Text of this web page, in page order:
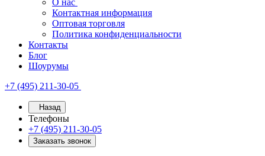
О нас
Контактная информация
Оптовая торговля
Политика конфиденциальности
Контакты
Блог
Шоурумы
+7 (495) 211-30-05
Назад
Телефоны
+7 (495) 211-30-05
Заказать звонок